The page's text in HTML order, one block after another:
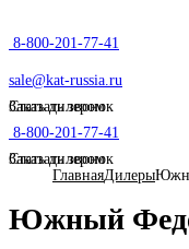
8-800-201-77-41
sale@kat-russia.ru
Стать дилером
Заказать звонок
8-800-201-77-41
Стать дилером
Заказать звонок
ГлавнаяДилеры
Южный